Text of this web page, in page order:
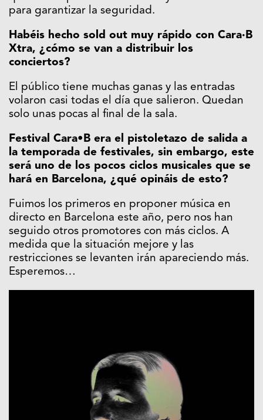
para garantizar la seguridad.
Habéis hecho sold out muy rápido con Cara·B
Xtra, ¿cómo se van a distribuir los
conciertos?
El público tiene muchas ganas y las entradas
volaron casi todas el día que salieron. Quedan
solo unas pocas al final de la sala.
Festival Cara•B era el pistoletazo de salida a
la temporada de festivales, sin embargo, este
será uno de los pocos ciclos musicales que se
hará en Barcelona, ¿qué opináis de esto?
Fuimos los primeros en proponer música en
directo en Barcelona este año, pero nos han
seguido otros promotores con más ciclos. A
medida que la situación mejore y las
restricciones se levanten irán apareciendo más.
Esperemos…